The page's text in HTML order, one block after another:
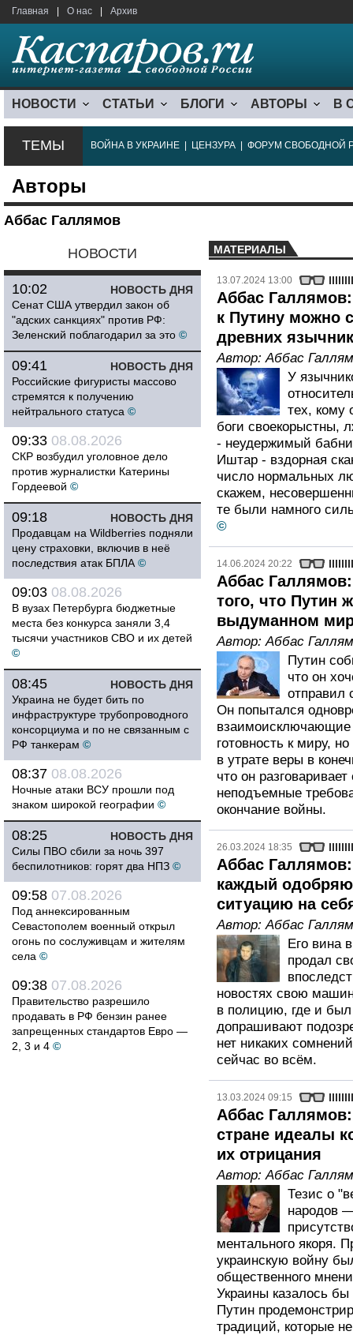
Главная О нас Архив
НОВОСТИ СТАТЬИ БЛОГИ АВТОРЫ В
ТЕМЫ ВОЙНА В УКРАИНЕ ЦЕНЗУРА ФОРУМ СВОБОДНОЙ
Авторы
Аббас Галлямов
НОВОСТИ
НОВОСТЬ ДНЯ
10:02
Сенат США утвердил закон об
"адских санкциях" против РФ:
Зеленский поблагодарил за это ©
НОВОСТЬ ДНЯ
09:41
Российские фигуристы массово
стремятся к получению
нейтрального статуса ©
09:33 08.08.2026
СКР возбудил уголовное дело
против журналистки Катерины
Гордеевой ©
НОВОСТЬ ДНЯ
09:18
Продавцам на Wildberries подняли
цену страховки, включив в неё
последствия атак БПЛА ©
09:03 08.08.2026
В вузах Петербурга бюджетные
места без конкурса заняли 3,4
тысячи участников СВО и их детей
©
НОВОСТЬ ДНЯ
08:45
Украина не будет бить по
инфраструктуре трубопроводного
консорциума и по не связанным с
РФ танкерам ©
08:37 08.08.2026
Ночные атаки ВСУ прошли под
знаком широкой географии ©
НОВОСТЬ ДНЯ
08:25
Силы ПВО сбили за ночь 397
беспилотников: горят два НПЗ ©
09:58 07.08.2026
Под аннексированным
Севастополем военный открыл
огонь по сослуживцам и жителям
села ©
09:38 07.08.2026
Правительство разрешило
продавать в РФ бензин ранее
запрещенных стандартов Евро —
2, 3 и 4 ©
МАТЕРИАЛЫ
13.07.2024 13:00
Аббас
к Путину можно
древних
Автор:Аббас
У
тех, кому
боги своекорыстны,
- неудержимый
Иштар - вздорная
число нормальных
скажем,
те были намного
©
14.06.2024 20:22
Аббас
того, что Путин
выдуманном
Автор:Аббас
Путин
что он
отправил
Он попытался
взаимоисключающие
готовность к миру,
в утрате веры в
что он
неподъемные
окончание войны.
26.03.2024 18:35
Аббас
каждый
ситуацию на
Автор:Аббас
Его вина
продал
новостях свою
в полицию, где и был
допрашивают
нет никаких
сейчас во всём.
13.03.2024 09:15
Аббас
стране идеалы
их отрицания
Автор:Аббас
Тезис о
народов —
ментального якоря.
украинскую войну
общественного
Украины казалось
Путин
традиций, которые